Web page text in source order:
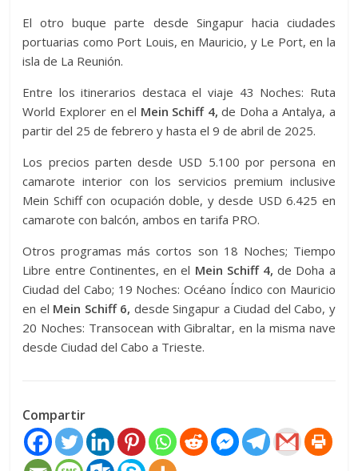
El otro buque parte desde Singapur hacia ciudades
portuarias como Port Louis, en Mauricio, y Le Port, en la
isla de La Reunión.
Entre los itinerarios destaca el viaje 43 Noches: Ruta
World Explorer en el Mein Schiff 4, de Doha a Antalya, a
partir del 25 de febrero y hasta el 9 de abril de 2025.
Los precios parten desde USD 5.100 por persona en
camarote interior con los servicios premium inclusive
Mein Schiff con ocupación doble, y desde USD 6.425 en
camarote con balcón, ambos en tarifa PRO.
Otros programas más cortos son 18 Noches; Tiempo
Libre entre Continentes, en el Mein Schiff 4, de Doha a
Ciudad del Cabo; 19 Noches: Océano Índico con Mauricio
en el Mein Schiff 6, desde Singapur a Ciudad del Cabo, y
20 Noches: Transocean with Gibraltar, en la misma nave
desde Ciudad del Cabo a Trieste.
Compartir